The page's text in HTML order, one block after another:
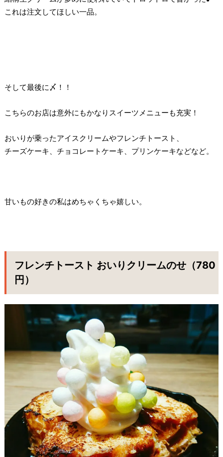
これは注文してほしい一品。
そして最後に〆！！
こちらのお店は意外にもかなりスイーツメニューも充実！
おいりが乗ったアイスクリームやフレンチトースト、
チーズケーキ、チョコレートケーキ、プリンケーキなどなど。
甘いもの好きの私はめちゃくちゃ嬉しい。
フレンチトースト おいりクリームのせ（780
円）